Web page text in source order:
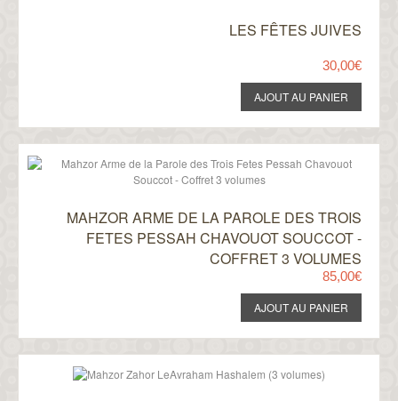
LES FÊTES JUIVES
30,00€
MAHZOR ARME DE LA PAROLE DES TROIS
FETES PESSAH CHAVOUOT SOUCCOT -
COFFRET 3 VOLUMES
85,00€